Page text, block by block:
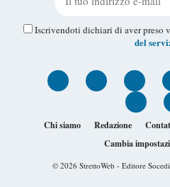
Iscrivendoti dichiari di aver preso
del
Chi siamo Redazione
Cambia
© 2026 StrettoWeb - Editore